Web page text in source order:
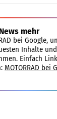
mehr
bei Google,
Inhalte
Einfach
MOTORRAD bei